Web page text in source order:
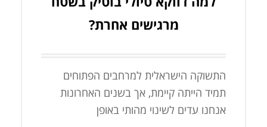
מרגישים אחרת?
התשוקה הישראלית למרחבים הפתוחים
תמיד הייתה קיימת, אך בשנים האחרונות
אנחנו עדים לשינוי מהותי באופן